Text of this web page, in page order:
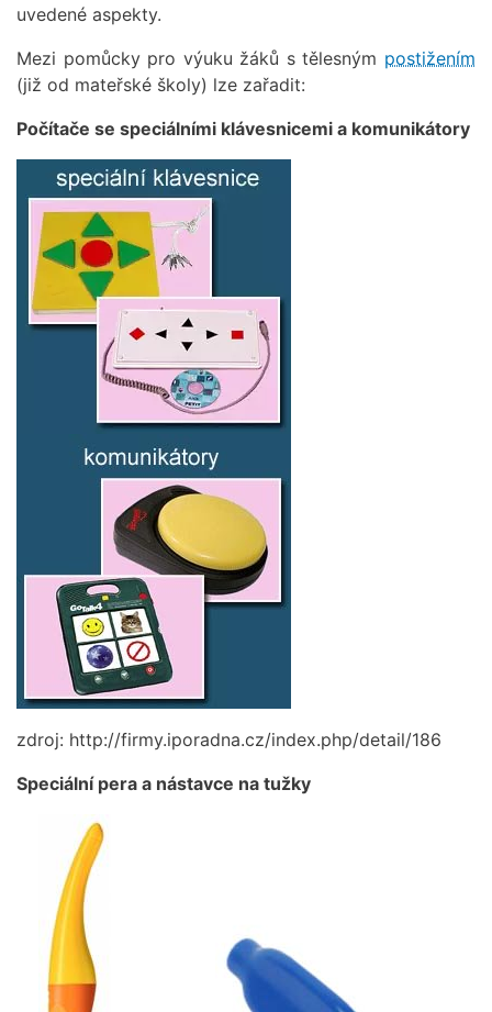
uvedené aspekty.
Mezi pomůcky pro výuku žáků s tělesným postižením
(již od mateřské školy) lze zařadit:
Počítače se speciálními klávesnicemi a komunikátory
zdroj: http://firmy.iporadna.cz/index.php/detail/186
Speciální pera a nástavce na tužky